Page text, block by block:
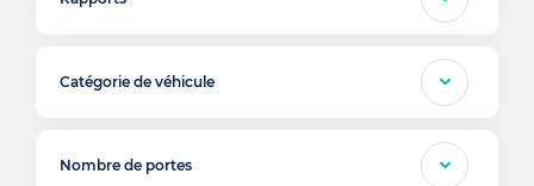
Catégorie de véhicule
Nombre de portes